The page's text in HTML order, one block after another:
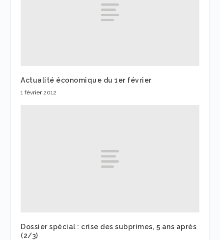
Actualité économique du 1er février
1 février 2012
Dossier spécial : crise des subprimes, 5 ans après
(2/3)